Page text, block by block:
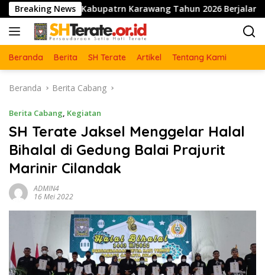
Langsung
ke
konten
Breaking News
Kabupatrn Karawang Tahun 2026 Berjalan Lancar dan
Beranda Berita SH Terate Artikel Tentang Kami
Beranda Berita Cabang
Berita Cabang, Kegiatan
SH Terate Jaksel Menggelar Halal
Bihalal di Gedung Balai Prajurit
Marinir Cilandak
ADMIN4
16 Mei 2022